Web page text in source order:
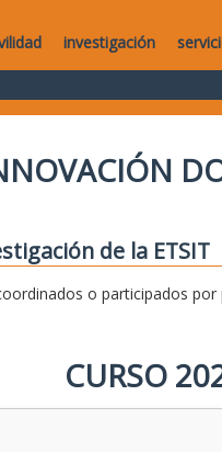
investigación
de la ETSIT
o participados
CURSO